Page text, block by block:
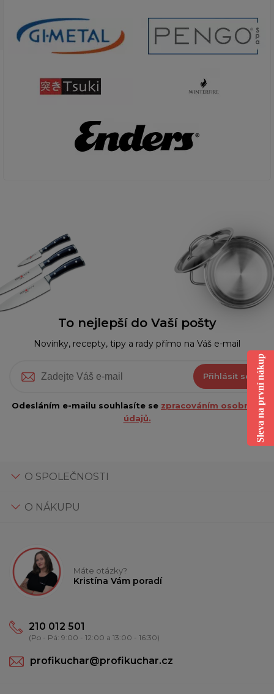
To nejlepší do Vaší pošty
Novinky, recepty, tipy a rady přímo na Váš e-mail
Přihlásit se
Odesláním e-mailu souhlasíte se zpracováním osobních
údajů.
O SPOLEČNOSTI
O NÁKUPU
Máte otázky?
Kristína Vám poradí
210 012 501
(Po - Pá: 9:00 - 12:00 a 13:00 - 16:30)
profikuchar@profikuchar.cz
Sleva na první nákup